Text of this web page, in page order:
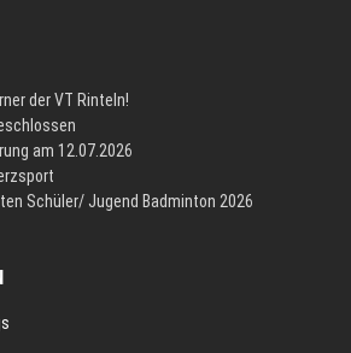
der VT Rinteln!
am 12.07.2026
Schüler/ Jugend Badminton 2026